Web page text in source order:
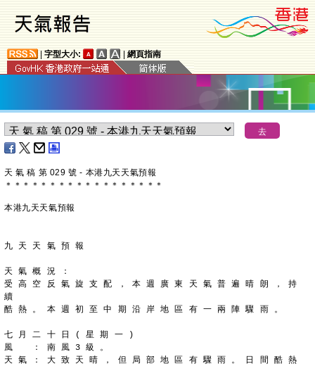
字型大小: 網頁指南
天 氣 稿 第 029 號 - 本港九天天氣預報
＊ ＊ ＊ ＊ ＊ ＊ ＊ ＊ ＊ ＊ ＊ ＊ ＊ ＊ ＊ ＊ ＊ ＊
本港九天天氣預報
九 天 天 氣 預 報
天 氣 概 況 ：
受 高 空 反 氣 旋 支 配 ， 本 週 廣 東 天 氣 普 遍 晴 朗 ， 持
續
酷 熱 。 本 週 初 至 中 期 沿 岸 地 區 有 一 兩 陣 驟 雨 。
七 月 二 十 日 ( 星 期 一 )
風 　 ： 南 風 3 級 。
天 氣 ： 大 致 天 晴 ， 但 局 部 地 區 有 驟 雨 。 日 間 酷 熱